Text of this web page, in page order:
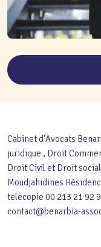
Cabinet d'Avocats
juridique , Droit
Droit Civil et Droit
Moudjahidines
telecopie 00 213 21 92
contact@benarbia-